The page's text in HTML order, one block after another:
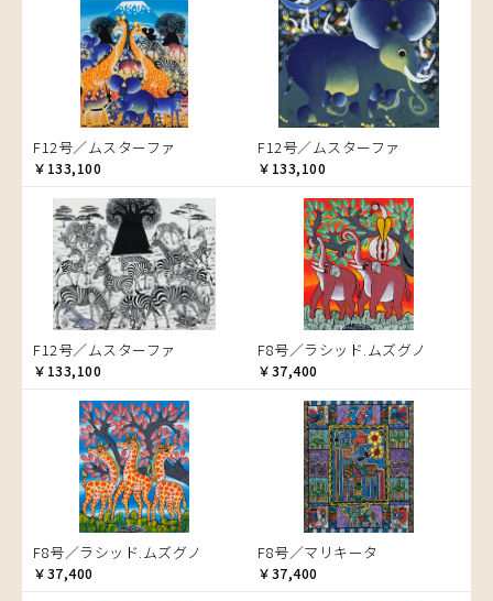
蝶
チンパンジー
動物たち
鳥
トカゲ
トンボ
日常
ニワトリ
バオバブの木
バッファロー
花
ヒョウ
フクロウ
ブドウの木
フラミンゴ
ヘビ
ペンギン
星空
マーケット
マサイ
マンゴーの木
F12号／ムスターファ
￥133,100
F12号／ムスターファ
￥133,100
F12号／ムスターファ
￥133,100
F8号／ラシッド.ムズグノ
￥37,400
F8号／ラシッド.ムズグノ
￥37,400
F8号／マリキータ
￥37,400